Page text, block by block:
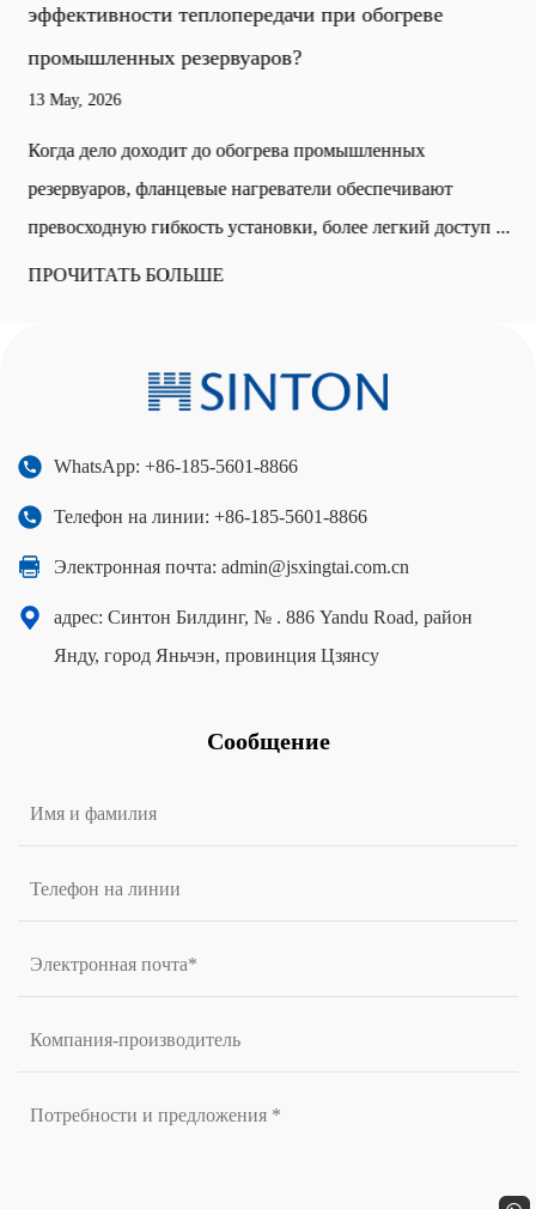
эффективности теплопередачи при обогреве
промышленных резервуаров?
13 May, 2026
Когда дело доходит до обогрева промышленных
резервуаров, фланцевые нагреватели обеспечивают
превосходную гибкость установки, более легкий доступ ...
ПРОЧИТАТЬ БОЛЬШЕ
WhatsApp: +86-185-5601-8866
Телефон на линии: +86-185-5601-8866
Электронная почта: admin@jsxingtai.com.cn
адрес: Синтон Билдинг, № . 886 Yandu Road, район
Янду, город Яньчэн, провинция Цзянсу
Сообщение